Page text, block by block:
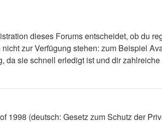
dieses Forums entscheidet, ob du
zur Verfügung stehen: zum Beispiel
sie schnell erledigt ist und dir
1998 (deutsch: Gesetz zum Schutz der